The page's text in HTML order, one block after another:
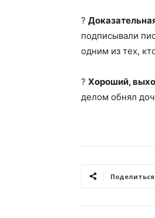
?
подписывали
одним из тех,
? Хороший,
делом обнял
Поделиться